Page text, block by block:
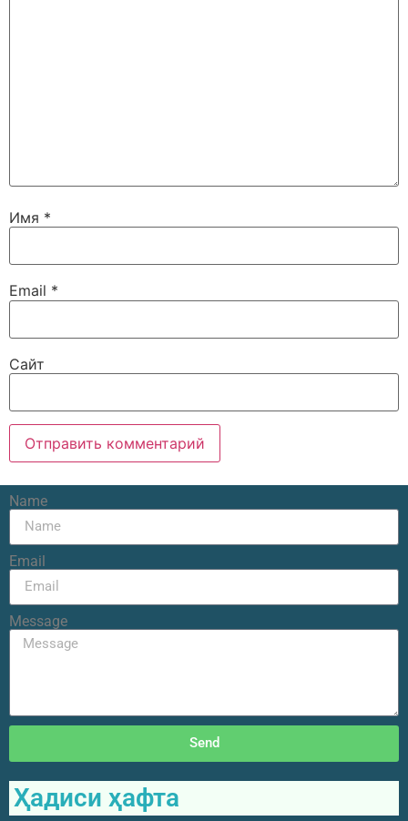
Имя *
Email *
Сайт
Name
Email
Message
Send
Ҳадиси ҳафта